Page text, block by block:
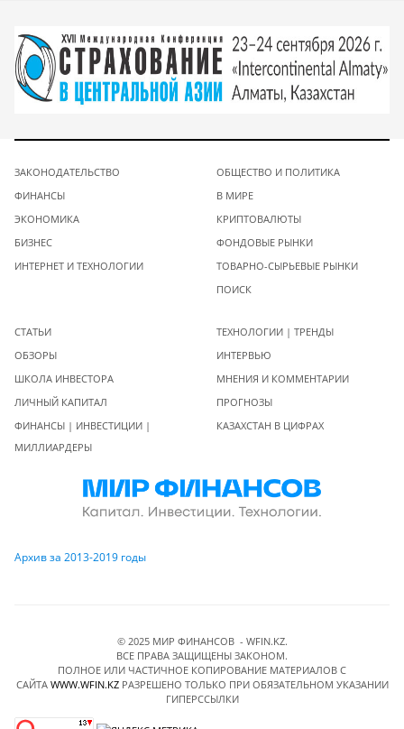
ЗАКОНОДАТЕЛЬСТВО
ФИНАНСЫ
ЭКОНОМИКА
БИЗНЕС
ИНТЕРНЕТ И ТЕХНОЛОГИИ
ОБЩЕСТВО И ПОЛИТИКА
В МИРЕ
КРИПТОВАЛЮТЫ
ФОНДОВЫЕ РЫНКИ
ТОВАРНО-СЫРЬЕВЫЕ РЫНКИ
ПОИСК
СТАТЬИ
ОБЗОРЫ
ШКОЛА ИНВЕСТОРА
ЛИЧНЫЙ КАПИТАЛ
ФИНАНСЫ | ИНВЕСТИЦИИ |
МИЛЛИАРДЕРЫ
ТЕХНОЛОГИИ | ТРЕНДЫ
ИНТЕРВЬЮ
МНЕНИЯ И КОММЕНТАРИИ
ПРОГНОЗЫ
КАЗАХСТАН В ЦИФРАХ
Архив за 2013-2019 годы
© 2025 МИР ФИНАНСОВ - WFIN.KZ.
ВСЕ ПРАВА ЗАЩИЩЕНЫ ЗАКОНОМ.
ПОЛНОЕ ИЛИ ЧАСТИЧНОЕ КОПИРОВАНИЕ МАТЕРИАЛОВ C
САЙТА WWW.WFIN.KZРАЗРЕШЕНО ТОЛЬКО ПРИ ОБЯЗАТЕЛЬНОМ УКАЗАНИИ
ГИПЕРССЫЛКИ